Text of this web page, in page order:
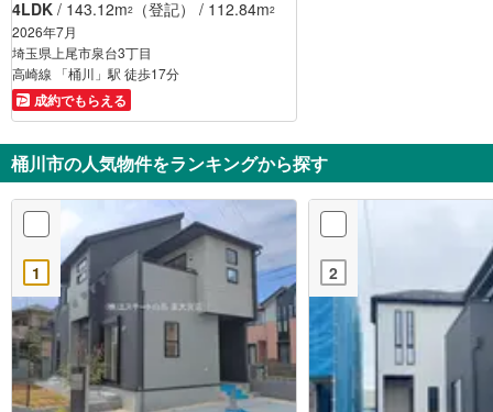
4LDK / 143.12m2 （登記） / 112.84m2
2026年7月
埼玉県上尾市泉台3丁目
高崎線 「桶川」駅 徒歩17分
成約でもらえる
桶川市の人気物件をランキングから探す
1 2